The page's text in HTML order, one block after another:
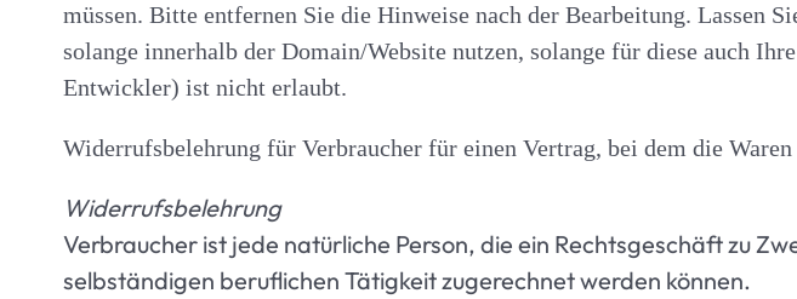
müssen. Bitte entfernen Sie die Hinweise nach der Bearbeitung. Lassen
solange innerhalb der Domain/Website nutzen, solange für diese auch
Entwickler) ist nicht erlaubt.
Widerrufsbelehrung für Verbraucher für einen Vertrag, bei dem die
Widerrufsbelehrung
Verbraucher ist jede natürliche Person, die ein Rechtsgeschäft zu
selbständigen beruflichen Tätigkeit zugerechnet werden können.